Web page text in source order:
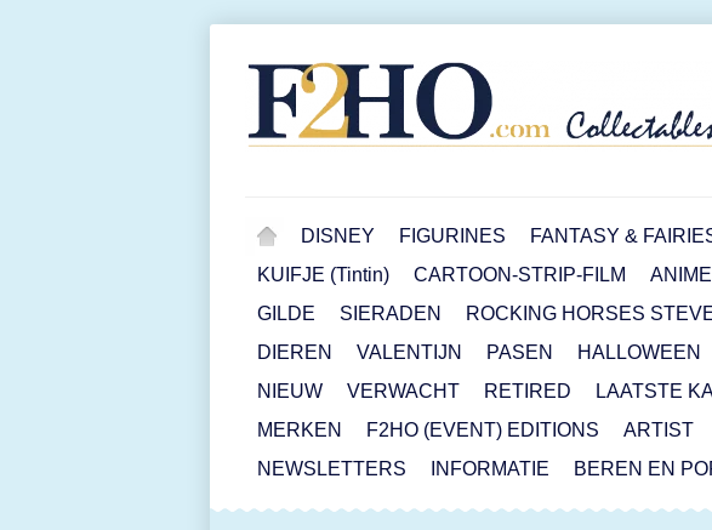
DISNEY FIGURINES FANTASY &
KUIFJE (Tintin)
CARTOON-STRIP-FILM
GILDE
SIERADEN
ROCKING HORSES
DIEREN
VALENTIJN PASEN HALLOWEEN
NIEUW
VERWACHT RETIRED LAATSTE
MERKEN
F2HO (EVENT) EDITIONS ARTIST
NEWSLETTERS
INFORMATIE BEREN EN